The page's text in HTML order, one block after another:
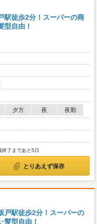
駅徒歩2分！スーパーの商
型自由！
夕方 夜
夜勤
終了まであと5日
とりあえず保存
戸駅徒歩2分！スーパーの
髪型自由！